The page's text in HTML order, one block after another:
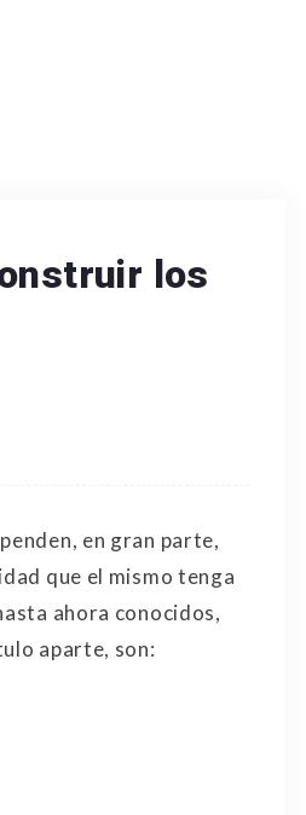
los
en gran parte,
que el mismo tenga
ahora conocidos,
aparte, son: